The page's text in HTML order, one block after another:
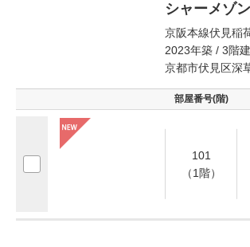
シャーメゾ
京阪本線伏見
2023年築 / 3階建
京都市伏見区深
部屋番号(階)
101
（1階）